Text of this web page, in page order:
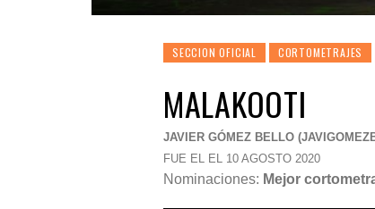
SECCION OFICIAL CORTOMETRAJES
MALAKOOTI
JAVIER GÓMEZ BELLO (
FUE EL EL 10 AGOSTO 2020
Nominaciones: Mejor